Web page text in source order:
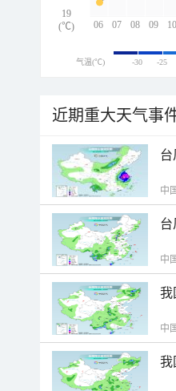
06 07 08 09 10
19
(℃)
气温(℃) -30 -25
近期重大天气事
台
中
台
中
我
中
我